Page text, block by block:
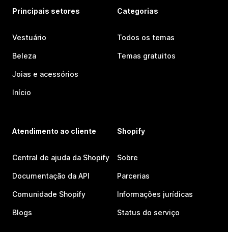
Principais setores
Vestuário
Beleza
Joias e acessórios
Início
Categorias
Todos os temas
Temas gratuitos
Atendimento ao cliente
Central de ajuda da Shopify
Documentação da API
Comunidade Shopify
Blogs
Shopify
Sobre
Parcerias
Informações jurídicas
Status do serviço